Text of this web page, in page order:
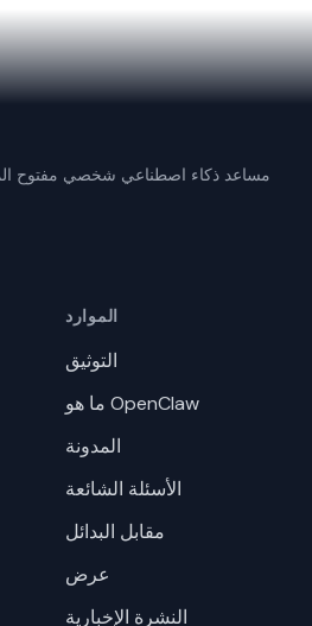
مساعد ذكاء اصطناعي شخصي مفتوح
الموارد
التوثيق
ما هو OpenClaw
المدونة
الأسئلة الشائعة
مقابل البدائل
عرض
النشرة الإخبارية